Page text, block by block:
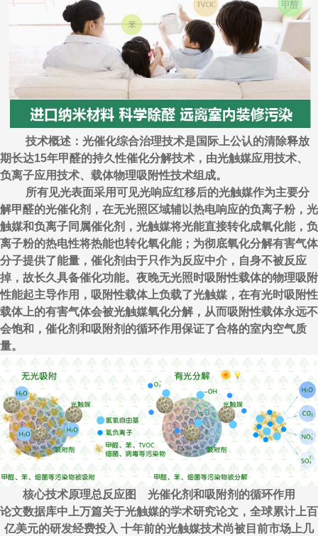
技术概述：光催化综合治理技术是国际上公认的清除释放
期长达15年甲醛的持久性催化分解技术，由光触媒应用技术、
负离子应用技术、载体物理吸附性技术组成。
所有见光表面采用可见光响应红移后的光触媒作为主要分
解甲醛的光催化剂，在无光照区域辅以热电响应的负离子粉，光
触媒和负离子同属催化剂，光触媒将光能直接转化成氧化能，负
离子粉的热电性将热能也转化氧化能；为彻底氧化分解有害气体
分子提供了能量，催化剂由于只作为反应中介，自身不被反应
掉，故长久具备催化功能。夜晚无光照时吸附性载体的物理吸附
性能起主导作用，吸附性载体上负载了光触媒，在有光时吸附性
载体上的有害气体会被光触媒氧化分解，从而吸附性载体永远不
会饱和，催化剂和吸附剂的循环作用保证了合格的室内空气质
量。
核心技术原理总反应图 光催化剂和吸附剂的循环作用
论文数据库中上万篇关于光触媒的学术研究论文，全球累计上百
亿美元的研发经费投入 十年前的光触媒技术尚被目前市场上几